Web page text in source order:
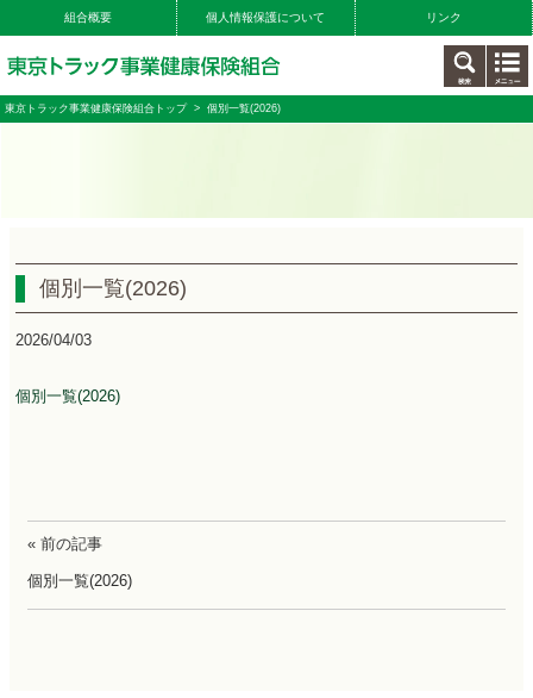
組合概要 個人情報保護について リンク
東京トラック事業健康保険組合トップ> 個別一覧(2026)
個別一覧(2026)
2026/04/03
個別一覧(2026)
« 前の記事
個別一覧(2026)